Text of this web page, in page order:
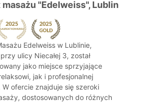
"Edelweiss", Lublin
Edelweiss w Lublinie,
ulicy Niecałej 3, został
jako miejsce sprzyjające
jak i profesjonalnej
W ofercie znajduje się szeroki
dostosowanych do różnych